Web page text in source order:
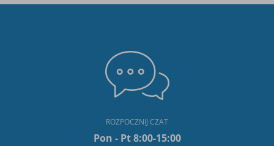
ROZPOCZNIJ CZAT
Pon - Pt 8:00-15:00